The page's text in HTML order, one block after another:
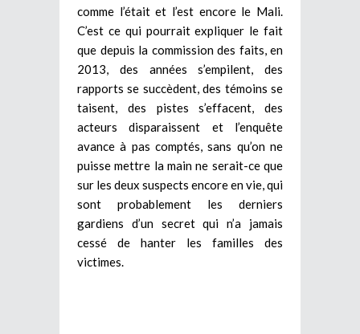
comme l’était et l’est encore le Mali.
C’est ce qui pourrait expliquer le fait
que depuis la commission des faits, en
2013, des années s’empilent, des
rapports se succèdent, des témoins se
taisent, des pistes s’effacent, des
acteurs disparaissent et l’enquête
avance à pas comptés, sans qu’on ne
puisse mettre la main ne serait-ce que
sur les deux suspects encore en vie, qui
sont probablement les derniers
gardiens d’un secret qui n’a jamais
cessé de hanter les familles des
victimes.